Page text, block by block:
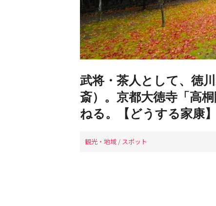
武将・茶人として、徳
斎）。京都大徳寺「高
ねる。【どうする家康】
観光・地域 / スポット